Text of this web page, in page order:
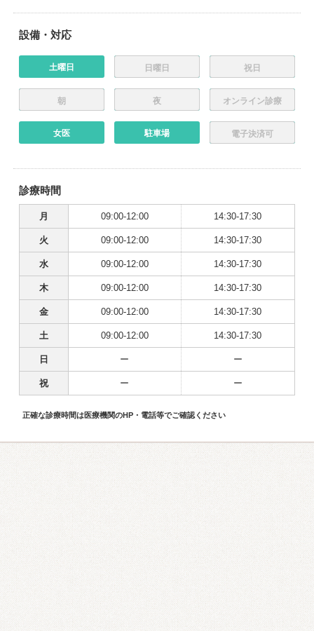
設備・対応
土曜日 日曜日 祝日
朝 夜 オンライン診療
女医 駐車場 電子決済可
診療時間
月 09:00-12:00 14:30-17:30
火 09:00-12:00 14:30-17:30
水 09:00-12:00 14:30-17:30
木 09:00-12:00 14:30-17:30
金 09:00-12:00 14:30-17:30
土 09:00-12:00 14:30-17:30
日 ー ー
祝 ー ー
正確な診療時間は医療機関のHP・電話等でご確認ください